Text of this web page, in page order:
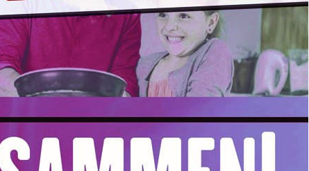
Syrien: Der kurdische Journalist Ahmet Polad
ist seit 200 Tagen in Haft – die Solidarität
wächst
Solidaritätswoche mit anarchistischen
Gefangenen vom 23. bis 30. August 2026